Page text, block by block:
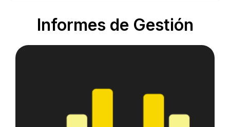
Informes de Gestión